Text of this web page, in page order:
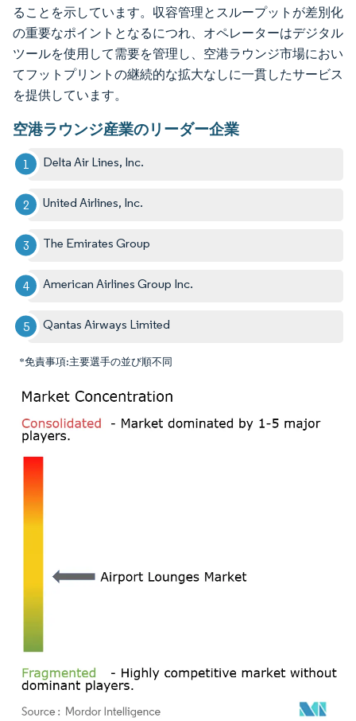
ることを示しています。収容管理とスループットが差別化
の重要なポイントとなるにつれ、オペレーターはデジタル
ツールを使用して需要を管理し、空港ラウンジ市場におい
てフットプリントの継続的な拡大なしに一貫したサービス
を提供しています。
空港ラウンジ産業のリーダー企業
Delta Air Lines, Inc.
United Airlines, Inc.
The Emirates Group
American Airlines Group Inc.
Qantas Airways Limited
*免責事項:主要選手の並び順不同